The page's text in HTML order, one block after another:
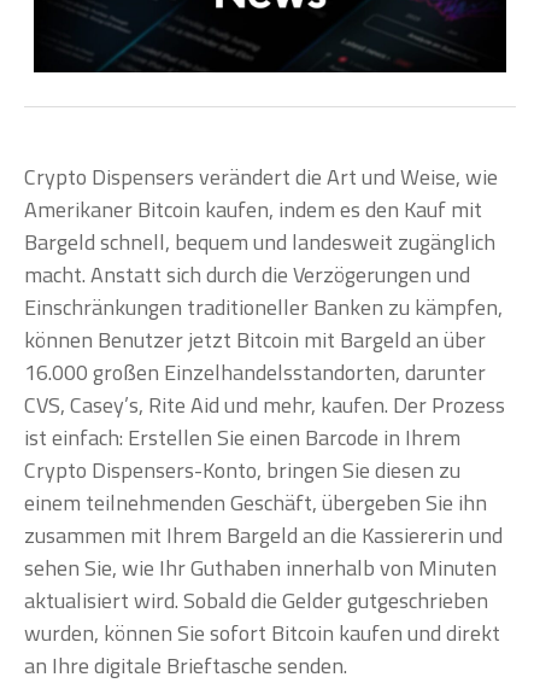
Crypto Dispensers verändert die Art und Weise, wie
Amerikaner Bitcoin kaufen, indem es den Kauf mit
Bargeld schnell, bequem und landesweit zugänglich
macht. Anstatt sich durch die Verzögerungen und
Einschränkungen traditioneller Banken zu kämpfen,
können Benutzer jetzt Bitcoin mit Bargeld an über
16.000 großen Einzelhandelsstandorten, darunter
CVS, Casey’s, Rite Aid und mehr, kaufen. Der Prozess
ist einfach: Erstellen Sie einen Barcode in Ihrem
Crypto Dispensers-Konto, bringen Sie diesen zu
einem teilnehmenden Geschäft, übergeben Sie ihn
zusammen mit Ihrem Bargeld an die Kassiererin und
sehen Sie, wie Ihr Guthaben innerhalb von Minuten
aktualisiert wird. Sobald die Gelder gutgeschrieben
wurden, können Sie sofort Bitcoin kaufen und direkt
an Ihre digitale Brieftasche senden.